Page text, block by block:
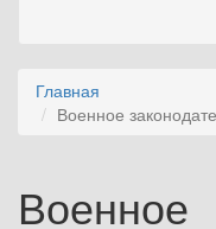
Главная
Военное
Военное